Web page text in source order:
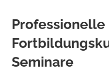
Professionelle
Seminare